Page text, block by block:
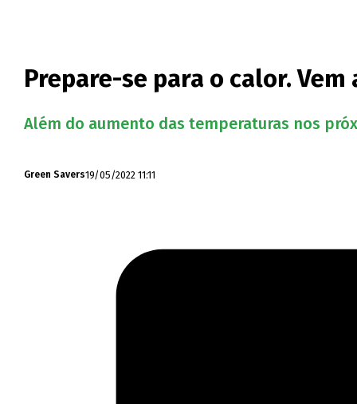
Prepare-se para o calor.
Além do aumento das temperaturas nos
Green Savers19/05/2022 11:11